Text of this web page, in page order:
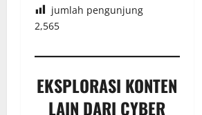
jumlah pengunjung
2,565
EKSPLORASI KONTEN
LAIN DARI CYBER